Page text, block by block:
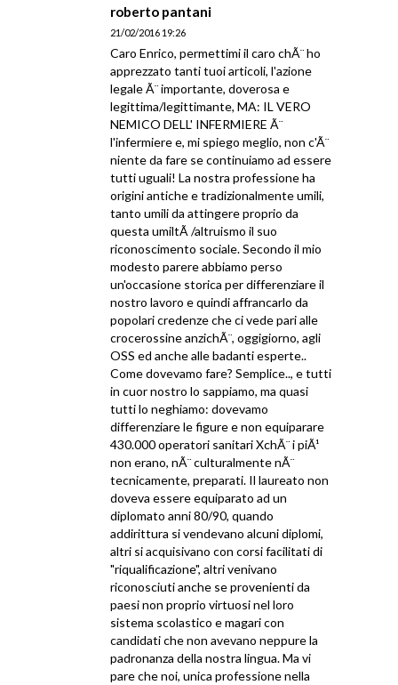
roberto pantani
21/02/2016 19:26
Caro Enrico, permettimi il caro chÃ¨ ho
apprezzato tanti tuoi articoli, l'azione
legale Ã¨ importante, doverosa e
legittima/legittimante, MA: IL VERO
NEMICO DELL' INFERMIERE Ã¨
l'infermiere e, mi spiego meglio, non c'Ã¨
niente da fare se continuiamo ad essere
tutti uguali! La nostra professione ha
origini antiche e tradizionalmente umili,
tanto umili da attingere proprio da
questa umiltÃ /altruismo il suo
riconoscimento sociale. Secondo il mio
modesto parere abbiamo perso
un'occasione storica per differenziare il
nostro lavoro e quindi affrancarlo da
popolari credenze che ci vede pari alle
crocerossine anzichÃ¨, oggigiorno, agli
OSS ed anche alle badanti esperte..
Come dovevamo fare? Semplice.., e tutti
in cuor nostro lo sappiamo, ma quasi
tutti lo neghiamo: dovevamo
differenziare le figure e non equiparare
430.000 operatori sanitari XchÃ¨ i piÃ¹
non erano, nÃ¨ culturalmente nÃ¨
tecnicamente, preparati. Il laureato non
doveva essere equiparato ad un
diplomato anni 80/90, quando
addirittura si vendevano alcuni diplomi,
altri si acquisivano con corsi facilitati di
"riqualificazione", altri venivano
riconosciuti anche se provenienti da
paesi non proprio virtuosi nel loro
sistema scolastico e magari con
candidati che non avevano neppure la
padronanza della nostra lingua. Ma vi
pare che noi, unica professione nella